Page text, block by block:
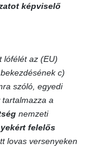
képviselő
lófélét az (EU)
c)
szóló, egyedi
a
nemzeti
felelős
lovas versenyeken